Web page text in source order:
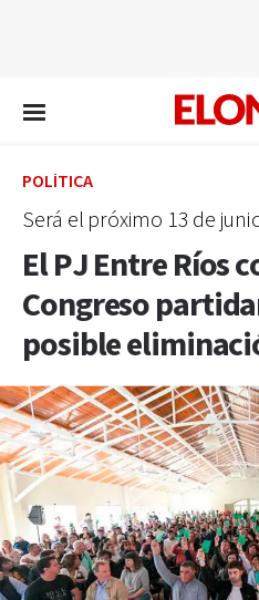
POLÍTICA
Será el próximo 13 de
El PJ Entre Ríos
Congreso
posible